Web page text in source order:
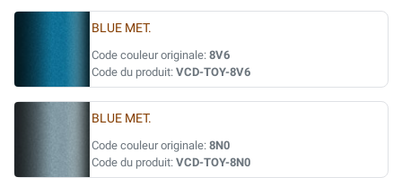
BLUE MET.
Code couleur originale: 8V6
Code du produit: VCD-TOY-8V6
BLUE MET.
Code couleur originale: 8N0
Code du produit: VCD-TOY-8N0